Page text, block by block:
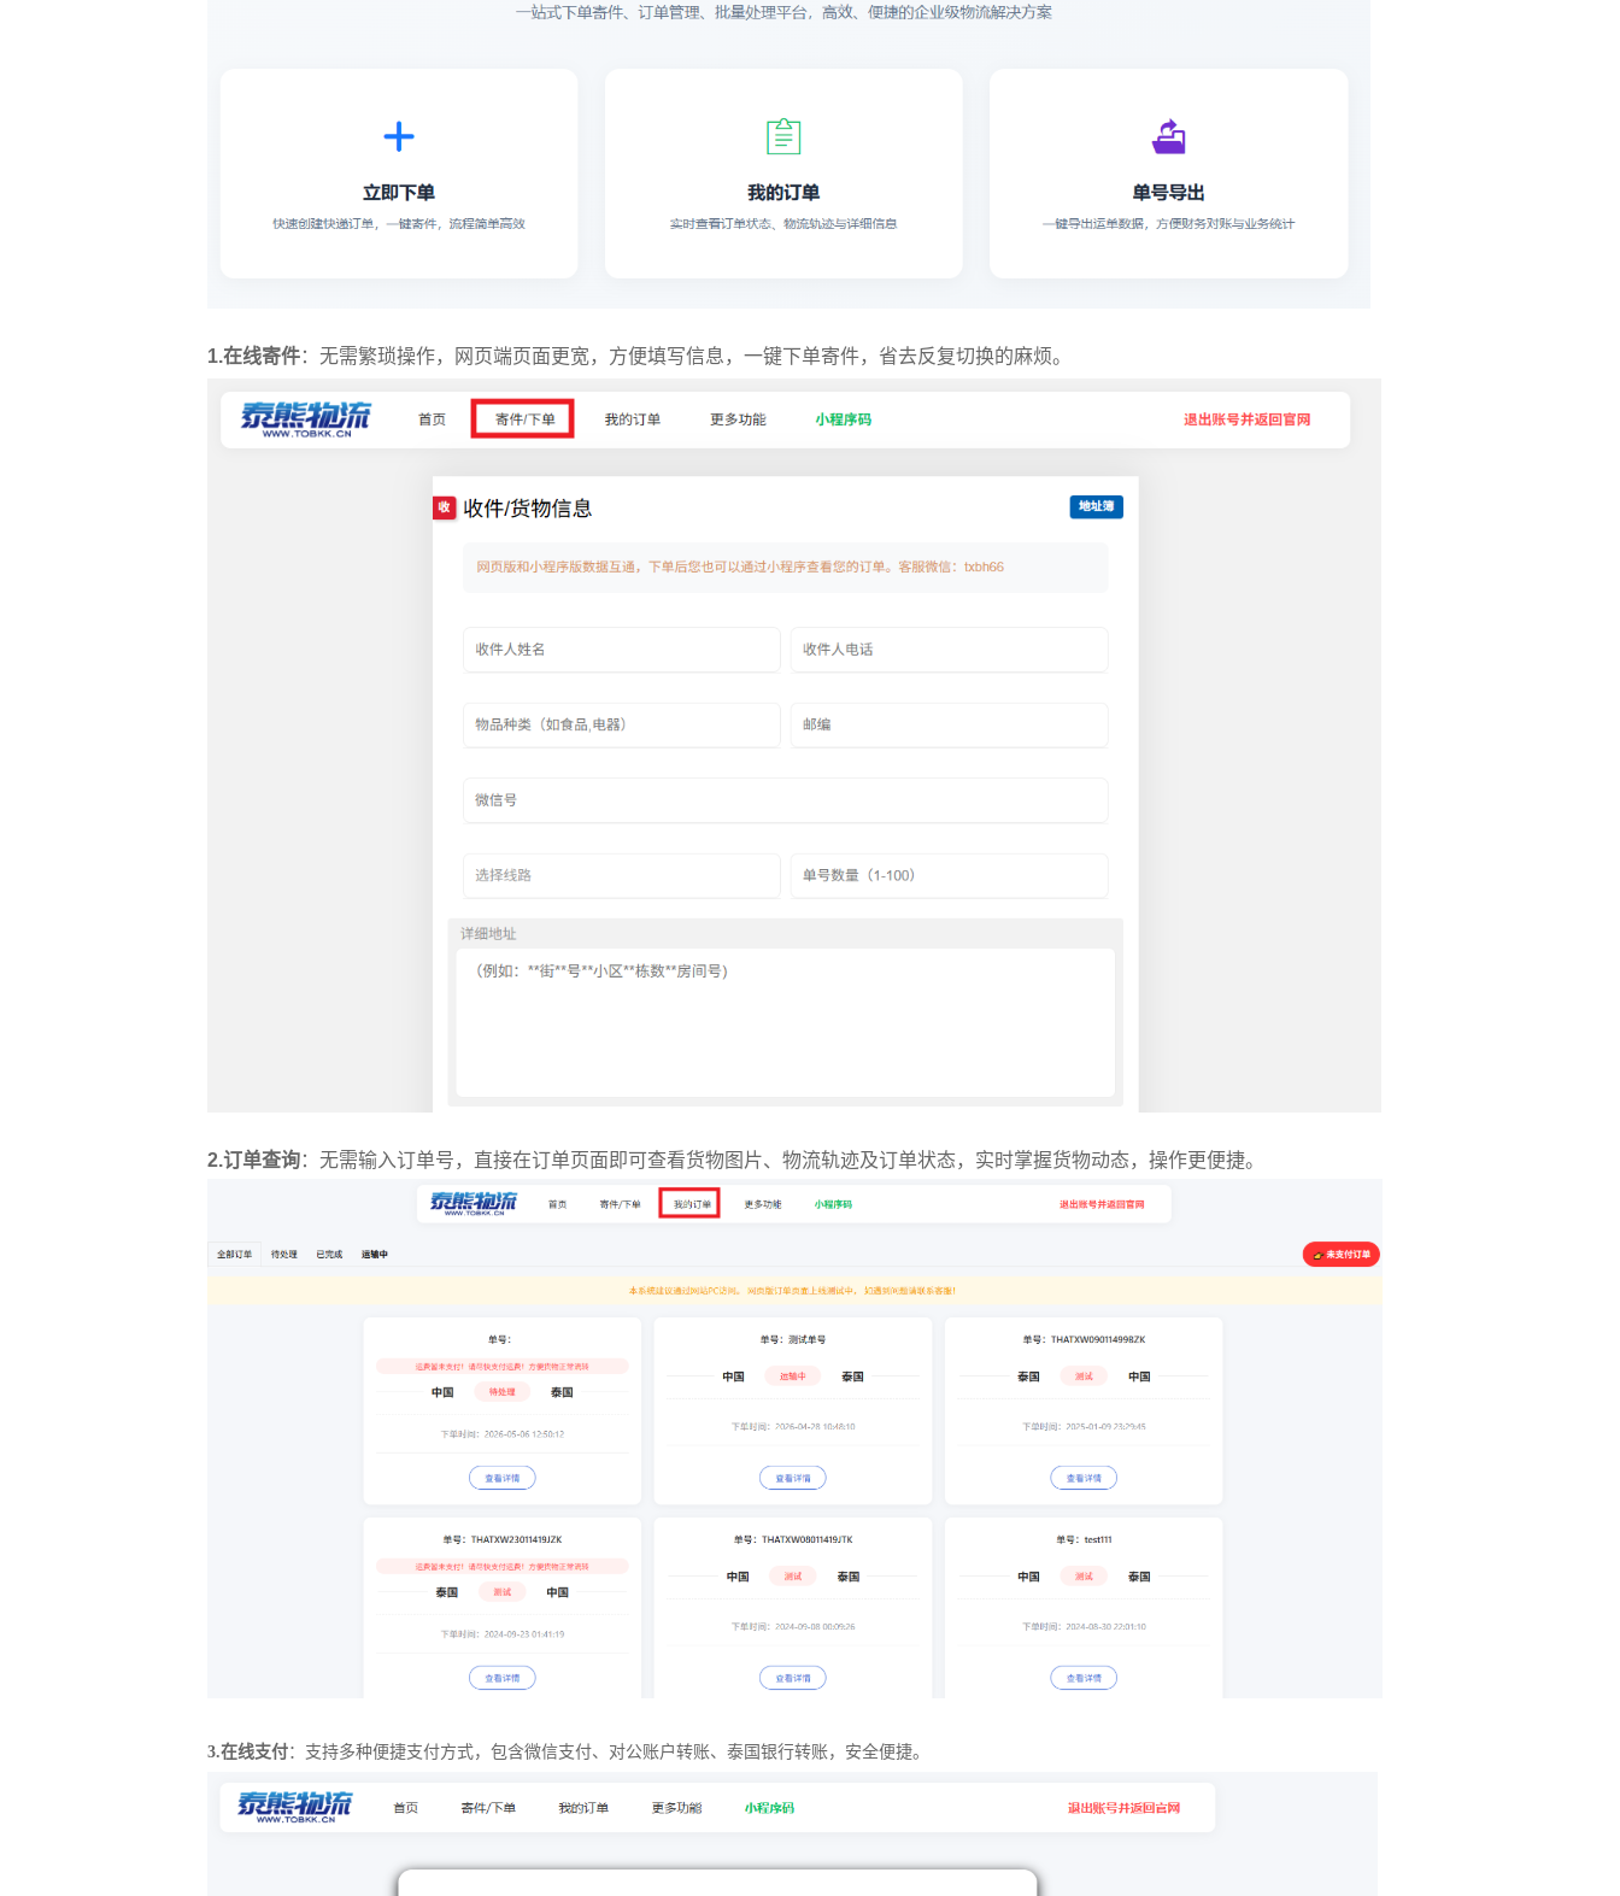
1.在线寄件：无需繁琐操作，网页端页面更宽，方便填写信息，一键下单寄件，省去反复切换的麻烦。
2.订单查询：无需输入订单号，直接在订单页面即可查看货物图片、物流轨迹及订单状态，实时掌握货物动态，操作更便捷。
3.在线支付：支持多种便捷支付方式，包含微信支付、对公账户转账、泰国银行转账，安全便捷。